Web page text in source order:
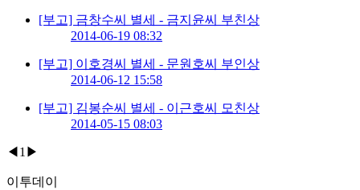
[부고] 금창수씨 별세 - 금지윤씨 부친상
2014-06-19 08:32
[부고] 이호경씨 별세 - 문원호씨 부인상
2014-06-12 15:58
[부고] 김봉순씨 별세 - 이근호씨 모친상
2014-05-15 08:03
◀ 1 ▶
이투데이